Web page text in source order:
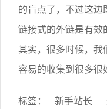
的盲点了，不过这
链接式的外链是有效
其实，很多时候，
容易的收集到很多
标签： 新手站长